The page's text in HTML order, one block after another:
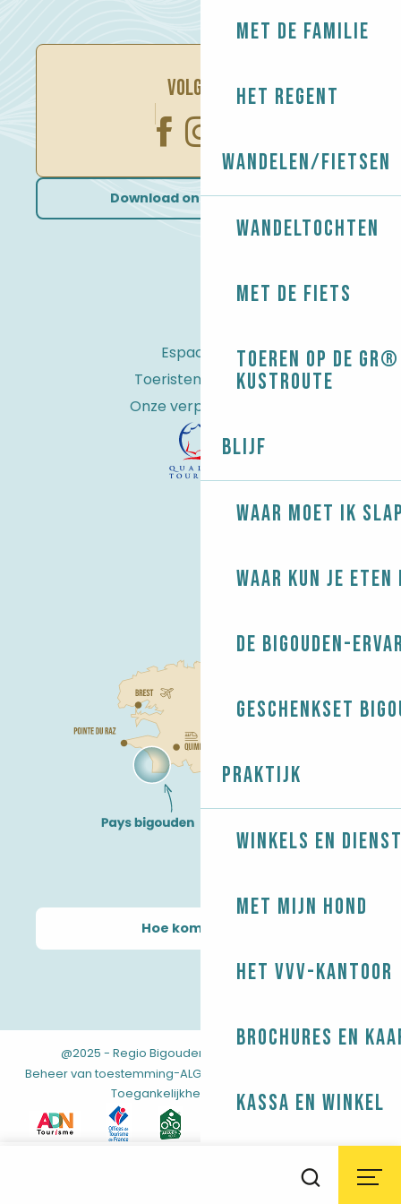
Met de familie
Het regent
Wandelen/Fietsen
Wandeltochten
Met de fiets
Toeren op de
kustroute
Blijf
Waar moet ik
Waar kun je eten
De Bigouden-
Geschenkset
Praktijk
Winkels en
Met mijn hond
Het VVV-kantoor
Brochures en
Kassa en winkel
VOLG ONS
Download onze brochures
Espace Pro
Toeristenbelasting
Onze verplichtingen
Hoe kom ik daar?
@2025 - Regio Bigouden
Beheer van toestemming-ALGEMENE VOORWAARDEN
Toegankelijkheid: niet conform